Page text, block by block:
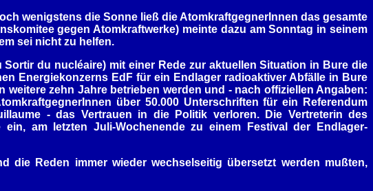
wenigstens die Sonne ließ die AtomkraftgegnerInnen das gesamte
gegen Atomkraftwerke) meinte dazu am Sonntag in seinem
sei nicht zu helfen.
du nucléaire) mit einer Rede zur aktuellen Situation in Bure die
Energiekonzerns EdF für ein Endlager radioaktiver Abfälle in Bure
zehn Jahre betrieben werden und - nach offiziellen Angaben:
über 50.000 Unterschriften für ein Referendum
- das Vertrauen in die Politik verloren. Die Vertreterin des
am letzten Juli-Wochenende zu einem Festival der Endlager-
die Reden immer wieder wechselseitig übersetzt werden mußten,